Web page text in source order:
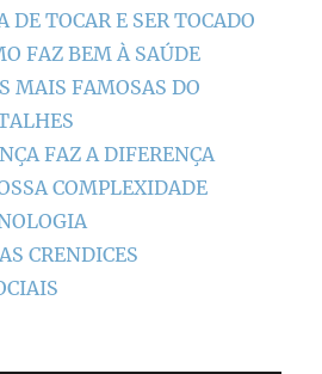
DE TOCAR E SER TOCADO
FAZ BEM À SAÚDE
MAIS FAMOSAS DO
FAZ A DIFERENÇA
COMPLEXIDADE
CRENDICES